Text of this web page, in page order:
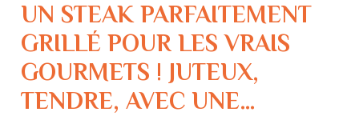
UN STEAK PARFAITEMENT
GRILLÉ POUR LES VRAIS
GOURMETS ! JUTEUX,
TENDRE, AVEC UNE…